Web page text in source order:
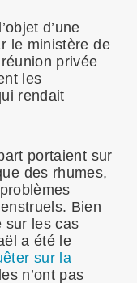
d’une
le ministère de
réunion privée
les
rendait
portaient sur
des rhumes,
Bien
sur les cas
a été le
sur la
n’ont pas